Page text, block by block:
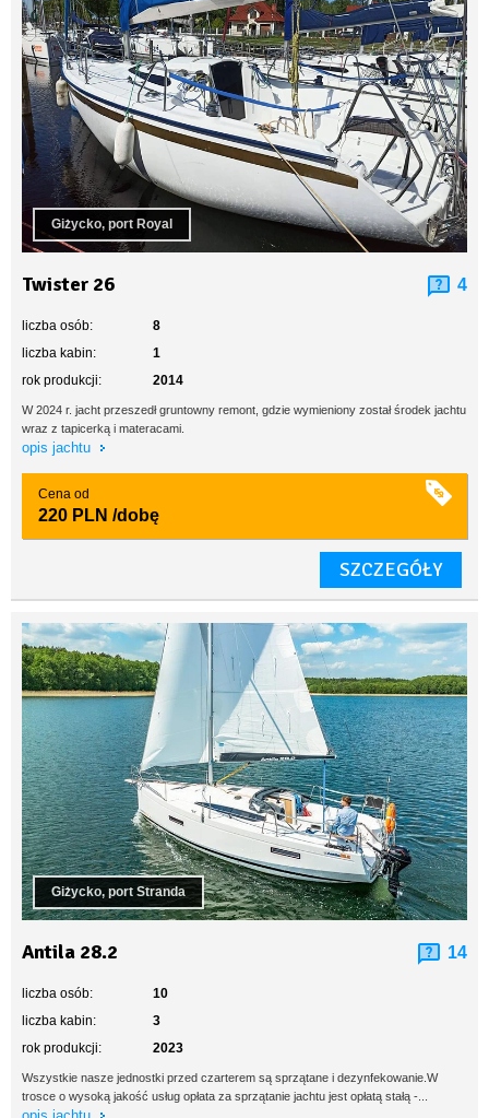
Giżycko, port Royal
Twister 26 4
liczba osób:
8
liczba kabin:
1
rok produkcji:
2014
W 2024 r. jacht przeszedł gruntowny remont, gdzie wymieniony został środek jachtu
wraz z tapicerką i materacami.
opis jachtu
Cena od
220 PLN /dobę
SZCZEGÓŁY
Giżycko, port Stranda
Antila 28.2 14
liczba osób:
10
liczba kabin:
3
rok produkcji:
2023
Wszystkie nasze jednostki przed czarterem są sprzątane i dezynfekowanie.W
trosce o wysoką jakość usług opłata za sprzątanie jachtu jest opłatą stałą -...